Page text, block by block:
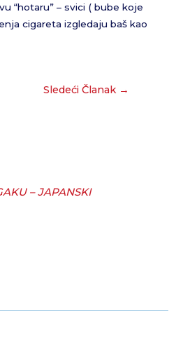
“hotaru” – svici ( bube koje
cigareta izgledaju baš kao
Sledeći Članak →
– JAPANSKI